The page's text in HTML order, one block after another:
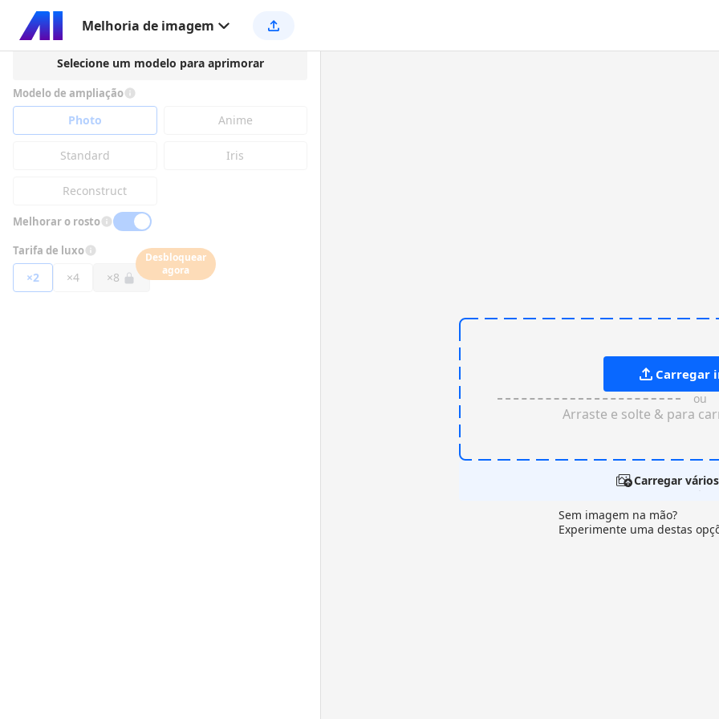
Melhoria de imagem
Selecione um modelo para aprimorar
Modelo de ampliação
Photo Anime
Standard Iris
Reconstruct
Melhorar o rosto
Tarifa de luxo
×2 ×4 ×8
Desbloquear
agora
Carregar
ou
Arraste e solte & para
Carregar
Sem imagem na mão?
Experimente uma destas